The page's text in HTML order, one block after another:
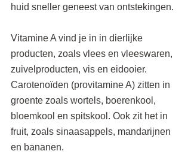
huid sneller geneest van ontstekingen.
Vitamine A vind je in in dierlijke
producten, zoals vlees en vleeswaren,
zuivelproducten, vis en eidooier.
Carotenoïden (provitamine A) zitten in
groente zoals wortels, boerenkool,
bloemkool en spitskool. Ook zit het in
fruit, zoals sinaasappels, mandarijnen
en bananen.